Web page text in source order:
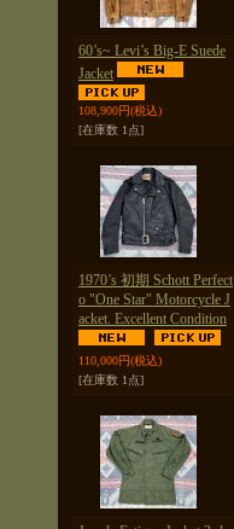
60’s~ Levi’s Big-E Suede
Jacket
108,900円(税込)
[在庫数 1点]
1970’s 初期 Schott Perfect
o "One Star" Motorcycle J
acket. Excellent Condition
110,000円(税込)
[在庫数 1点]